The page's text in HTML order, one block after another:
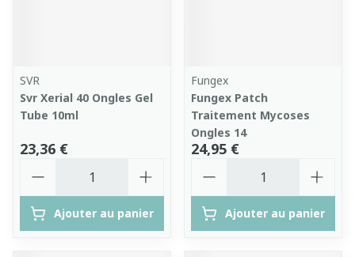
SVR
Svr Xerial 40 Ongles Gel
Tube 10ml
23,36 €
Ajouter au panier
Fungex
Fungex Patch
Traitement Mycoses
Ongles 14
24,95 €
Ajouter au panier